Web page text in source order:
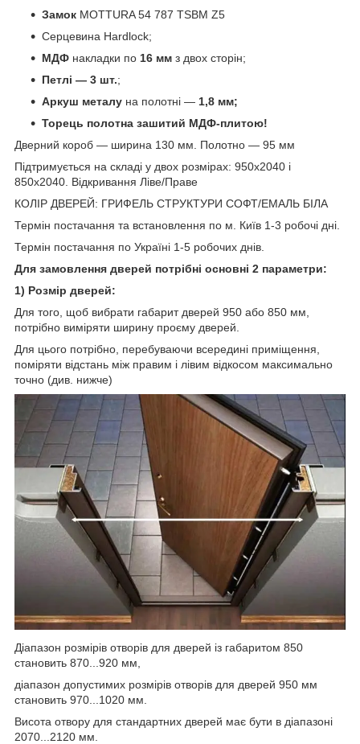
Замок MOTTURA 54 787 TSBM Z5
Серцевина Hardlock;
МДФ накладки по 16 мм з двох сторін;
Петлі — 3 шт.;
Аркуш металу на полотні — 1,8 мм;
Торець полотна зашитий МДФ-плитою!
Дверний короб — ширина 130 мм. Полотно — 95 мм
Підтримується на складі у двох розмірах: 950х2040 і
850х2040. Відкривання Ліве/Праве
КОЛІР ДВЕРЕЙ: ГРИФЕЛЬ СТРУКТУРИ СОФТ/ЕМАЛЬ БІЛА
Термін постачання та встановлення по м. Київ 1-3 робочі дні.
Термін постачання по Україні 1-5 робочих днів.
Для замовлення дверей потрібні основні 2 параметри:
1) Розмір дверей:
Для того, щоб вибрати габарит дверей 950 або 850 мм,
потрібно виміряти ширину проєму дверей.
Для цього потрібно, перебуваючи всередині приміщення,
поміряти відстань між правим і лівим відкосом максимально
точно (див. нижче)
Діапазон розмірів отворів для дверей із габаритом 850
становить 870...920 мм,
діапазон допустимих розмірів отворів для дверей 950 мм
становить 970...1020 мм.
Висота отвору для стандартних дверей має бути в діапазоні
2070...2120 мм.